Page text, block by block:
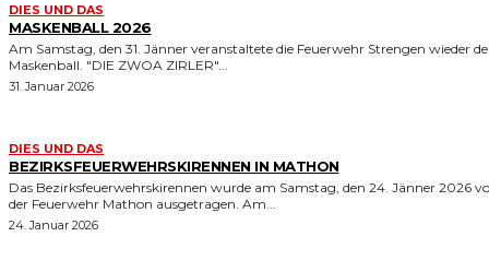
DIES UND DAS
MASKENBALL 2026
Am Samstag, den 31. Jänner veranstaltete die Feuerwehr Strengen wieder
Maskenball. "DIE ZWOA ZIRLER"...
31. Januar 2026
DIES UND DAS
BEZIRKSFEUERWEHRSKIRENNEN IN MATHON
Das Bezirksfeuerwehrskirennen wurde am Samstag, den 24. Jänner 2026
der Feuerwehr Mathon ausgetragen. Am...
24. Januar 2026